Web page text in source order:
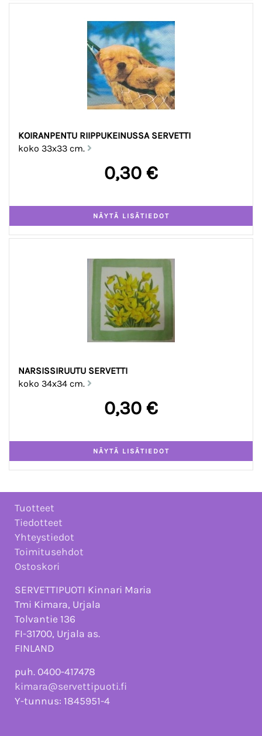
KOIRANPENTU RIIPPUKEINUSSA SERVETTI
koko 33x33 cm.
0,30 €
NARSISSIRUUTU SERVETTI
koko 34x34 cm.
0,30 €
Tuotteet
Tiedotteet
Yhteystiedot
Toimitusehdot
Ostoskori
SERVETTIPUOTI Kinnari Maria
Tmi Kimara, Urjala
Tolvantie 136
FI-31700, Urjala as.
FINLAND
puh. 0400-417478
kimara@servettipuoti.fi
Y-tunnus: 1845951-4